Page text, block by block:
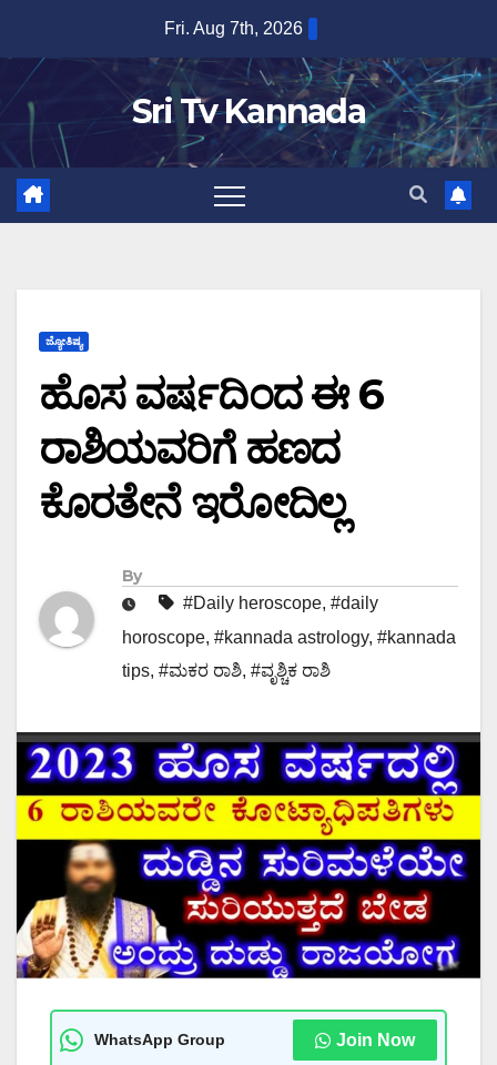
content
Fri. Aug 7th, 2026
Sri Tv Kannada
ಜ್ಯೋತಿಷ್ಯ
ಹೊಸ ವರ್ಷದಿಂದ ಈ 6
ರಾಶಿಯವರಿಗೆ ಹಣದ
ಕೊರತೇನೆ ಇರೋದಿಲ್ಲ
By
#Daily heroscope, #daily
horoscope, #kannada astrology, #kannada
tips, #ಮಕರ ರಾಶಿ, #ವೃಶ್ಚಿಕ ರಾಶಿ
WhatsApp Group Join Now